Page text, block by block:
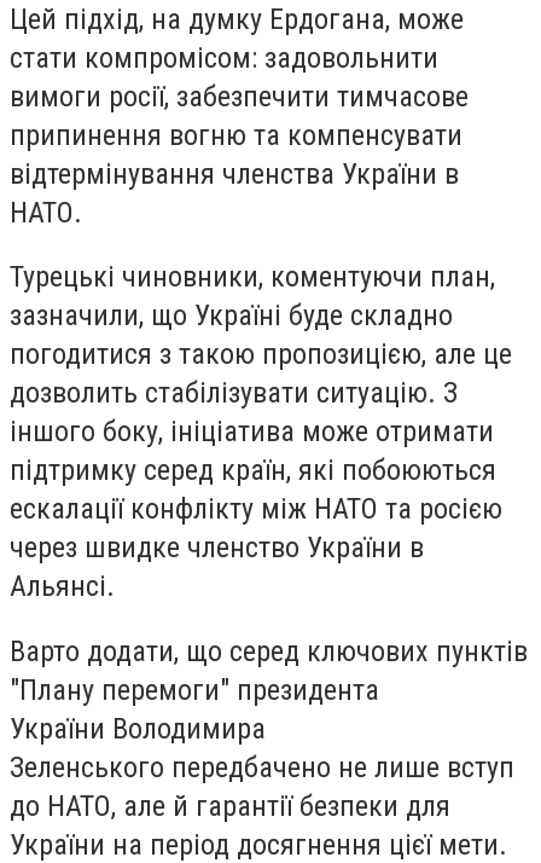
Цей підхід, на думку Ердогана, може
стати компромісом: задовольнити
вимоги росії, забезпечити тимчасове
припинення вогню та компенсувати
відтермінування членства України в
НАТО.
Турецькі чиновники, коментуючи план,
зазначили, що Україні буде складно
погодитися з такою пропозицією, але це
дозволить стабілізувати ситуацію. З
іншого боку, ініціатива може отримати
підтримку серед країн, які побоюються
ескалації конфлікту між НАТО та росією
через швидке членство України в
Альянсі.
Варто додати, що серед ключових пунктів
"Плану перемоги" президента
України Володимира
Зеленського передбачено не лише вступ
до НАТО, але й гарантії безпеки для
України на період досягнення цієї мети.